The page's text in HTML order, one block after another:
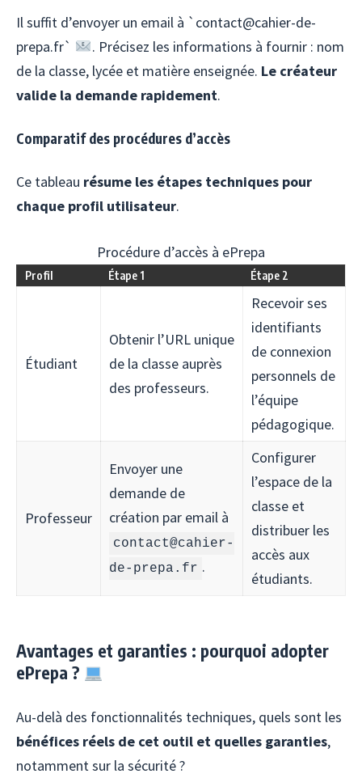
Il suffit d’envoyer un email à `contact@cahier-de-
prepa.fr`
. Précisez les informations à fournir : nom
de la classe, lycée et matière enseignée. Le créateur
valide la demande rapidement.
Comparatif des procédures d’accès
Ce tableau résume les étapes techniques pour
chaque profil utilisateur.
Procédure d’accès à ePrepa
Profil Étape 1 Étape 2
Étudiant
Obtenir l’URL unique
de la classe auprès
des professeurs.
Recevoir ses
identifiants
de connexion
personnels de
l’équipe
pédagogique.
Professeur
Envoyer une
demande de
création par email à
contact@cahier-
de-prepa.fr .
Configurer
l’espace de la
classe et
distribuer les
accès aux
étudiants.
Avantages et garanties : pourquoi adopter
ePrepa ?
Au-delà des fonctionnalités techniques, quels sont les
bénéfices réels de cet outil et quelles garanties,
notamment sur la sécurité ?